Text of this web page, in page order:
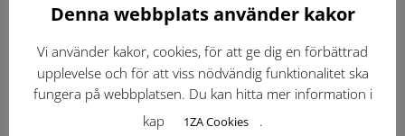
Dokumentbibliotek Kontaktlista
Tidigare versioner Nyheter
Denna webbplats använder kakor
Vi använder kakor, cookies, för att ge dig en förbättrad
upplevelse och för att viss nödvändig funktionalitet ska
fungera på webbplatsen. Du kan hitta mer information i
kap
1ZA Cookies .